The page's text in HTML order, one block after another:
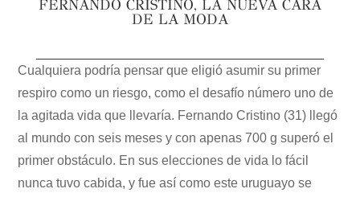
FERNANDO CRISTINO, LA NUEVA CARA
DE LA MODA
Cualquiera podría pensar que eligió asumir su primer
respiro como un riesgo, como el desafío número uno de
la agitada vida que llevaría. Fernando Cristino (31) llegó
al mundo con seis meses y con apenas 700 g superó el
primer obstáculo. En sus elecciones de vida lo fácil
nunca tuvo cabida, y fue así como este uruguayo se